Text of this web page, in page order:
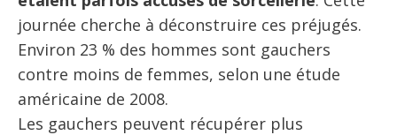
journée cherche à déconstruire ces préjugés.
Environ 23 % des hommes sont gauchers
contre moins de femmes, selon une étude
américaine de 2008.
Les gauchers peuvent récupérer plus